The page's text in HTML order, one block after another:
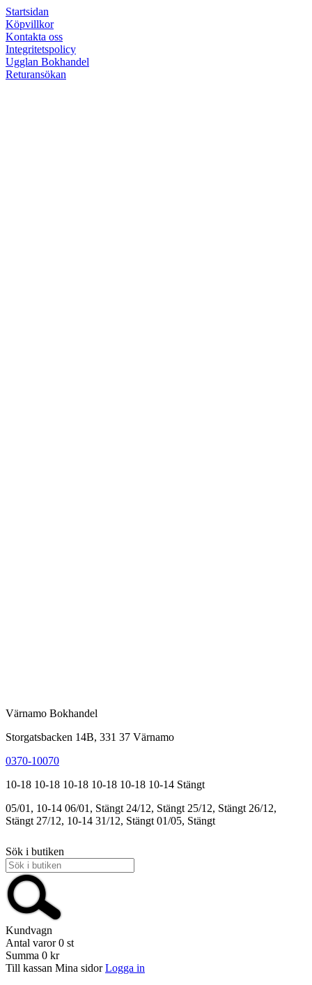
Startsidan
Köpvillkor
Kontakta oss
Integritetspolicy
Ugglan Bokhandel
Returansökan
Värnamo Bokhandel
Storgatsbacken 14B, 331 37 Värnamo
0370-10070
10-18 10-18 10-18 10-18 10-18 10-14 Stängt
05/01, 10-14 06/01, Stängt 24/12, Stängt 25/12, Stängt 26/12,
Stängt 27/12, 10-14 31/12, Stängt 01/05, Stängt
Sök i butiken
Kundvagn
Antal varor 0 st
Summa 0 kr
Till kassan Mina sidor Logga in